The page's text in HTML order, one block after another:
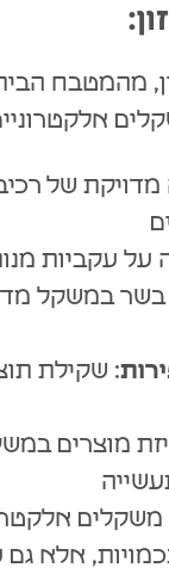
מהמטבח
של
על עקביות
בשר במשקל
: שקילת
מוצרים
משקלים
אלא גם